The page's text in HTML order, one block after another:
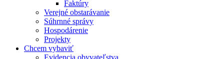
Faktúry
Verejné obstarávanie
Súhrnné správy
Hospodárenie
Projekty
Chcem vybaviť
Evidencia obyvateľstva